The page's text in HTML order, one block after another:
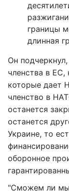
границы
длинная
Он
членства в ЕС,
которые дает
членство в
останется
останется
Украине, то
оборонное
"Сможем ли мы